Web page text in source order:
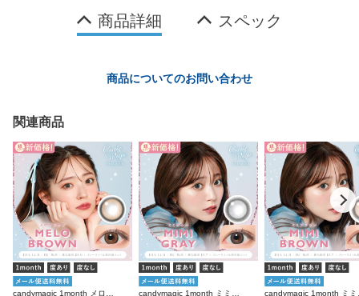
商品詳細 スペック
商品についてのお問い合わせ
関連商品